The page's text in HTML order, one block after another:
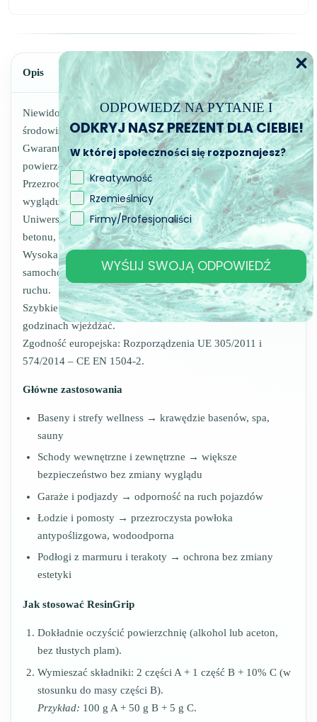
Opis
Niewidoczne i trwałe bezpieczeństwo dla każdego
środowiska.
Gwarantowany efekt antypoślizgowy na mokrych i suchych
powierzchniach.
Przezroczysta, nieżółknąca: nie zmienia oryginalnego
wyglądu materiału.
Uniwersalna: odpowiednia do ceramiki, terakoty, marmuru,
betonu, drewna, metalu i plastiku.
Wysoka odporność na zużycie: także dla ruchu
samochodowego, idealna do miejsc o dużym natężeniu
ruchu.
Szybkie schnięcie: po 3 godzinach można chodzić, po 12
godzinach wjeżdżać.
Zgodność europejska: Rozporządzenia UE 305/2011 i
574/2014 – CE EN 1504-2.
Główne zastosowania
Baseny i strefy wellness → krawędzie basenów, spa,
sauny
Schody wewnętrzne i zewnętrzne → większe
bezpieczeństwo bez zmiany wyglądu
Garaże i podjazdy → odporność na ruch pojazdów
Łodzie i pomosty → przezroczysta powłoka
antypoślizgowa, wodoodporna
Podłogi z marmuru i terakoty → ochrona bez zmiany
estetyki
Jak stosować ResinGrip
Dokładnie oczyścić powierzchnię (alkohol lub aceton,
bez tłustych plam).
Wymieszać składniki: 2 części A + 1 część B + 10% C (w
stosunku do masy części B).
Przykład: 100 g A + 50 g B + 5 g C.
ODPOWIEDZ NA PYTANIE I
ODKRYJ NASZ PREZENT DLA CIEBIE!
W której społeczności się rozpoznajesz?
Kreatywność
Rzemieślnicy
Firmy/Profesjonaliści
WYŚLIJ SWOJĄ ODPOWIEDŹ